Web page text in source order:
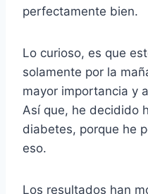
perfectamente bien.
Lo curioso, es que
solamente por la
mayor importancia y
Así que, he decidido
diabetes, porque he
eso.
Los resultados han